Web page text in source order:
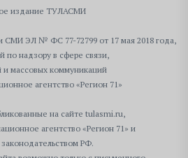
издание ТУЛАСМИ
СМИ ЭЛ № ФС 77-72799 от 17 мая 2018 года,
по надзору в сфере связи,
массовых коммуникаций
агентство «Регион 71»
на сайте tulasmi.ru,
агентство «Регион 71» и
РФ.